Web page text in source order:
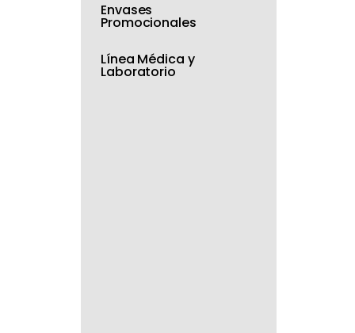
Envases
Promocionales
Línea Médica y
Laboratorio